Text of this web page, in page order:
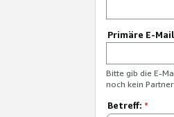
Primäre E-
Bitte gib die E-
noch kein
Betreff: *